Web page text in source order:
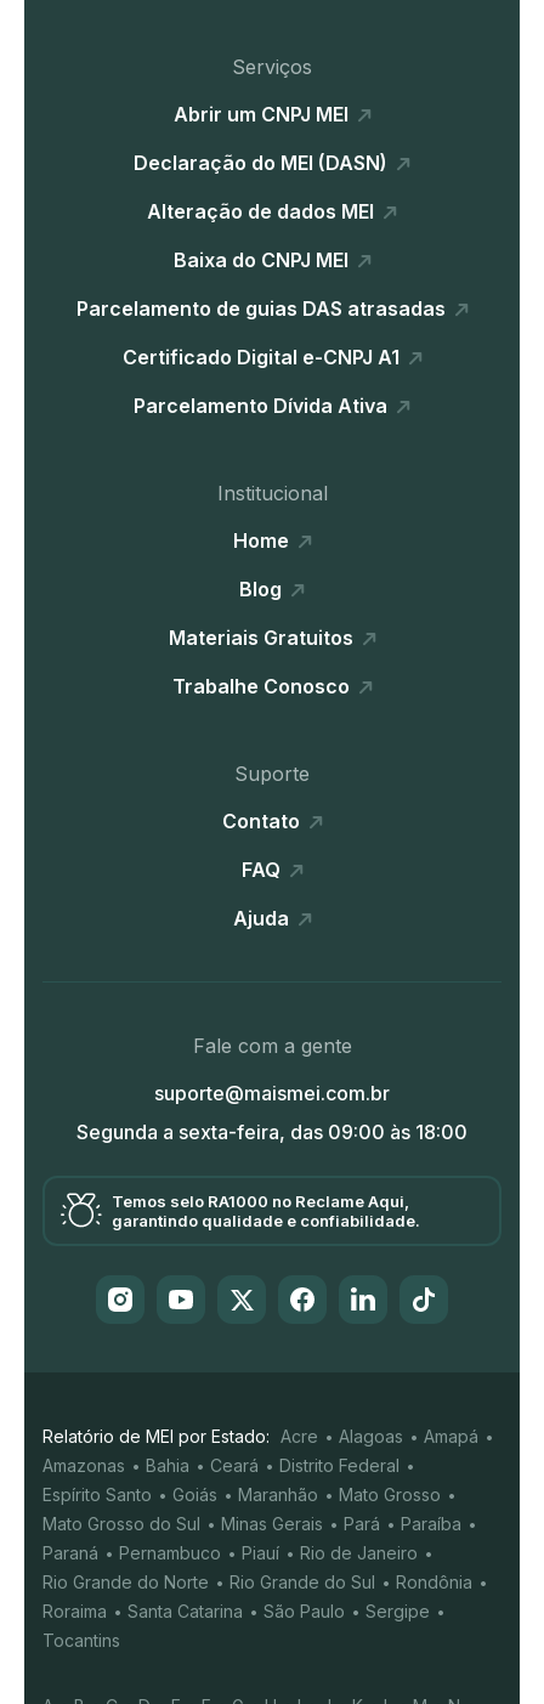
Serviços
Abrir um CNPJ MEI
Declaração do MEI (DASN)
Alteração de dados MEI
Baixa do CNPJ MEI
Parcelamento de guias DAS atrasadas
Certificado Digital e-CNPJ A1
Parcelamento Dívida Ativa
Institucional
Home
Blog
Materiais Gratuitos
Trabalhe Conosco
Suporte
Contato
FAQ
Ajuda
Fale com a gente
suporte@maismei.com.br
Segunda a sexta-feira, das 09:00 às 18:00
Temos selo RA1000 no Reclame Aqui,
garantindo qualidade e confiabilidade.
Relatório de MEI por Estado: Acre Alagoas
Amapá
Amazonas
Bahia Ceará
Distrito Federal
Espírito Santo
Goiás Maranhão
Mato Grosso
Mato Grosso do Sul
Minas Gerais Pará
Paraíba
Paraná
Pernambuco Piauí
Rio de Janeiro
Rio Grande do Norte
Rio Grande do Sul
Rondônia
Roraima
Santa Catarina São Paulo
Sergipe
Tocantins